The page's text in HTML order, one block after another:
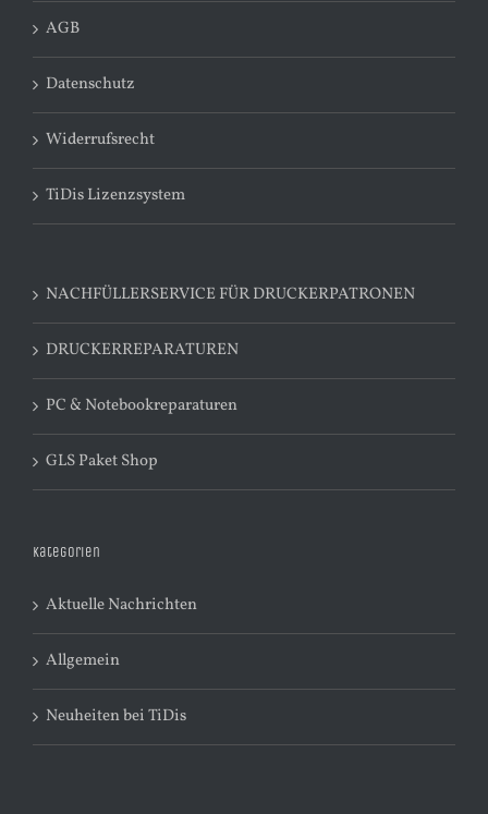
AGB
Datenschutz
Widerrufsrecht
TiDis Lizenzsystem
NACHFÜLLERSERVICE FÜR DRUCKERPATRONEN
DRUCKERREPARATUREN
PC & Notebookreparaturen
GLS Paket Shop
Kategorien
Aktuelle Nachrichten
Allgemein
Neuheiten bei TiDis